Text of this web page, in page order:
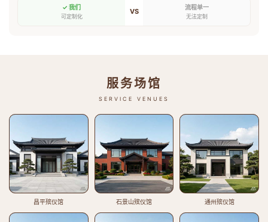
✓ 我们
可定制化
VS 流程单一
无法定制
服务场馆
SERVICE VENUES
昌平殡仪馆 石景山殡仪馆 通州殡仪馆